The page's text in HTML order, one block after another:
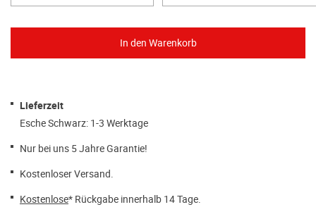
Lieferzeit
Esche Schwarz: 1-3 Werktage
Nur bei uns 5 Jahre Garantie!
Kostenloser Versand.
Kostenlose* Rückgabe innerhalb 14 Tage.